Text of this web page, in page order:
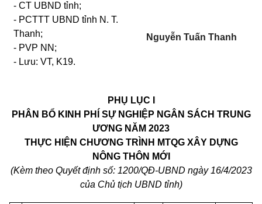
- CT UBND tỉnh;
- PCTTT UBND tỉnh N. T.
Thanh;
- PVP NN;
- Lưu: VT, K19.
Nguyễn Tuấn Thanh
PHỤ LỤC I
PHÂN BỔ KINH PHÍ SỰ NGHIỆP NGÂN SÁCH TRUNG
ƯƠNG NĂM 2023
THỰC HIỆN CHƯƠNG TRÌNH MTQG XÂYDỰNG
NÔNG THÔN MỚI
(Kèm theo Quyết định số: 1200/QĐ-UBND ngày 16/4/2023
của Chủ tịch UBND tỉnh)